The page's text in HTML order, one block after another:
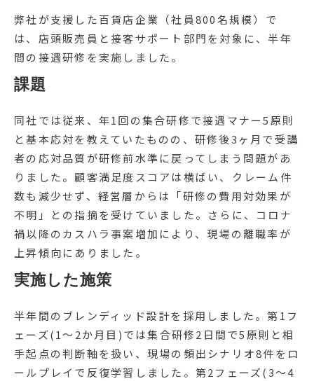
弊社が支援した百貨店企業（社員800名規模）で
は、店頭販売員と接客サポート部門を対象に、半年
間の接遇研修を実施しました。
課題
同社では従来、年1回の集合研修で接遇マナー5原則
と基本応対を教えていたものの、研修後3ヶ月で受講
者の応対品質が研修前水準に戻ってしまう問題があ
りました。顧客満足度スコアは横ばい、クレーム件
数も減少せず、経営層からは「研修の費用対効果が
不明」との指摘を受けていました。さらに、コロナ
禍以降のカスハラ事案増加により、現場の離職率が
上昇傾向にありました。
実施した施策
半年間のブレンディッド設計を採用しました。第1フ
ェーズ(1〜2か月目)では集合研修2日間で5原則と相
手起点の判断軸を扱い、現場の頻出シナリオ8件をロ
ールプレイで反復学習しました。第2フェーズ(3〜4